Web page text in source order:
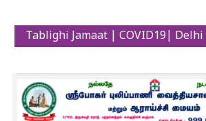
Tablighi Jamaat | COVID19| Delhi |